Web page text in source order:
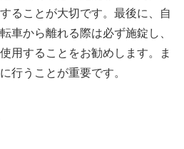
ることが大切です。最後に、自
車から離れる際は必ず施錠し、
用することをお勧めします。ま
行うことが重要です。